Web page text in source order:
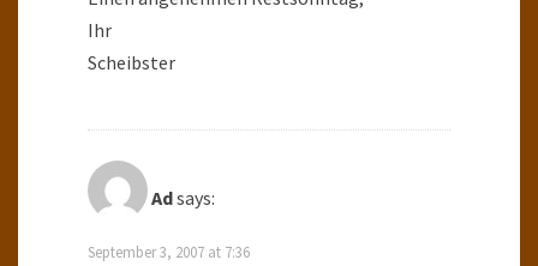
Ihr
Scheibster
Adsays:
September 3, 2007 at 7:36